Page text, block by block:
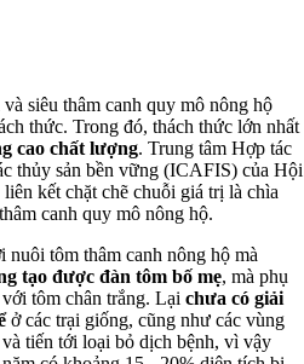
siêu thâm canh quy mô nông hộ
thức. Trong đó, thách thức lớn nhất
cao chất lượng. Trung tâm Hợp tác
thủy sản bền vững (ICAFIS) của Hội
kết chặt chẽ chuỗi giá trị là chìa
canh quy mô nông hộ.
tôm thâm canh nông hộ mà
tạo được đàn tôm bố mẹ, mà phụ
tôm chân trắng. Lại chưa có giải
ở các trại giống, cũng như các vùng
tiến tới loại bỏ dịch bệnh, vì vậy